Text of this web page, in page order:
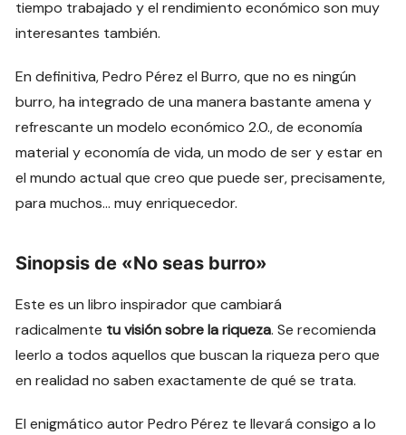
tiempo trabajado y el rendimiento económico son muy
interesantes también.
En definitiva, Pedro Pérez el Burro, que no es ningún
burro, ha integrado de una manera bastante amena y
refrescante un modelo económico 2.0., de economía
material y economía de vida, un modo de ser y estar en
el mundo actual que creo que puede ser, precisamente,
para muchos… muy enriquecedor.
Sinopsis de «No seas burro»
Este es un libro inspirador que cambiará
radicalmente tu visión sobre la riqueza. Se recomienda
leerlo a todos aquellos que buscan la riqueza pero que
en realidad no saben exactamente de qué se trata.
El enigmático autor Pedro Pérez te llevará consigo a lo